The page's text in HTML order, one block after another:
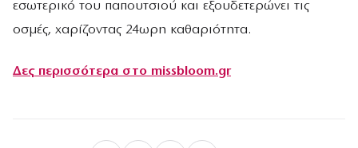
εσωτερικό του παπουτσιού και εξουδετερώνει τις
οσμές, χαρίζοντας 24ωρη καθαριότητα.
Δες περισσότερα στο missbloom.gr